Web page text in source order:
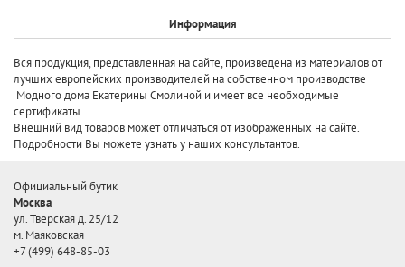
Информация
Вся продукция, представленная на сайте, произведена из материалов от
лучших европейских производителей на собственном производстве
Модного дома Екатерины Смолиной и имеет все необходимые
сертификаты.
Внешний вид товаров может отличаться от изображенных на сайте.
Подробности Вы можете узнать у наших консультантов.
Официальный бутик
Москва
ул. Тверская д. 25/12
м. Маяковская
+7 (499) 648-85-03